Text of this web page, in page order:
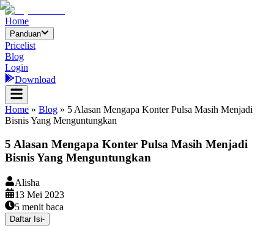
Home
Panduan
Pricelist
Blog
Login
Download
Home » Blog » 5 Alasan Mengapa Konter Pulsa Masih Menjadi
Bisnis Yang Menguntungkan
5 Alasan Mengapa Konter Pulsa Masih Menjadi
Bisnis Yang Menguntungkan
Alisha
13 Mei 2023
5 menit baca
Daftar Isi-